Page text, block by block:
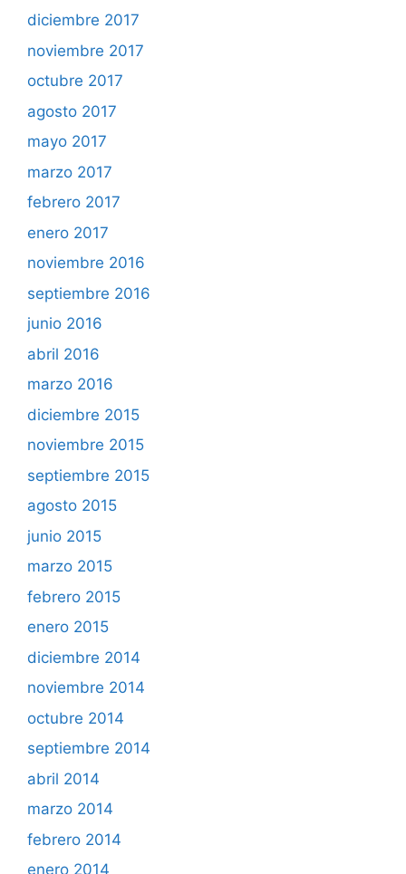
diciembre 2017
noviembre 2017
octubre 2017
agosto 2017
mayo 2017
marzo 2017
febrero 2017
enero 2017
noviembre 2016
septiembre 2016
junio 2016
abril 2016
marzo 2016
diciembre 2015
noviembre 2015
septiembre 2015
agosto 2015
junio 2015
marzo 2015
febrero 2015
enero 2015
diciembre 2014
noviembre 2014
octubre 2014
septiembre 2014
abril 2014
marzo 2014
febrero 2014
enero 2014